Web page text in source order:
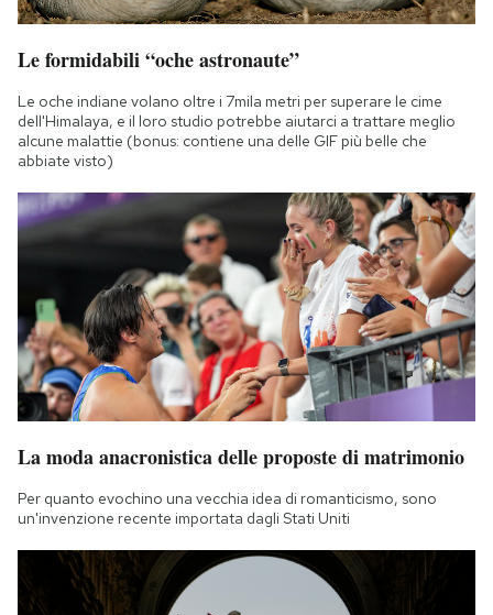
Le formidabili “oche astronaute”
Le oche indiane volano oltre i 7mila metri per superare le cime
dell'Himalaya, e il loro studio potrebbe aiutarci a trattare meglio
alcune malattie (bonus: contiene una delle GIF più belle che
abbiate visto)
La moda anacronistica delle proposte di matrimonio
Per quanto evochino una vecchia idea di romanticismo, sono
un'invenzione recente importata dagli Stati Uniti